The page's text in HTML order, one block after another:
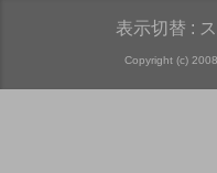
表示切替 :
Copyright (c)